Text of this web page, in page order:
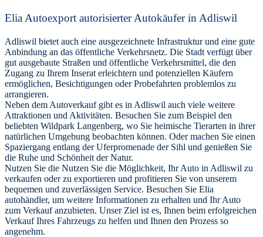
Elia Autoexport autorisierter Autokäufer in Adliswil
Adliswil bietet auch eine ausgezeichnete Infrastruktur und eine gute
Anbindung an das öffentliche Verkehrsnetz. Die Stadt verfügt über
gut ausgebaute Straßen und öffentliche Verkehrsmittel, die den
Zugang zu Ihrem Inserat erleichtern und potenziellen Käufern
ermöglichen, Besichtigungen oder Probefahrten problemlos zu
arrangieren.
Neben dem Autoverkauf gibt es in Adliswil auch viele weitere
Attraktionen und Aktivitäten. Besuchen Sie zum Beispiel den
beliebten Wildpark Langenberg, wo Sie heimische Tierarten in ihrer
natürlichen Umgebung beobachten können. Oder machen Sie einen
Spaziergang entlang der Uferpromenade der Sihl und genießen Sie
die Ruhe und Schönheit der Natur.
Nutzen Sie die Nutzen Sie die Möglichkeit, Ihr Auto in Adliswil zu
verkaufen oder zu exportieren und profitieren Sie von unserem
bequemen und zuverlässigen Service. Besuchen Sie Elia
autohändler, um weitere Informationen zu erhalten und Ihr Auto
zum Verkauf anzubieten. Unser Ziel ist es, Ihnen beim erfolgreichen
Verkauf Ihres Fahrzeugs zu helfen und Ihnen den Prozess so
angenehm.